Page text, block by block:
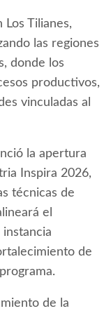
Los Tilianes,
las regiones
donde los
productivos,
vinculadas al
la apertura
Inspira 2026,
técnicas de
el
de
de la